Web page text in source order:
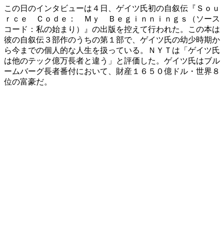
この日のインタビューは４日、ゲイツ氏初の自叙伝『Ｓｏｕ
ｒｃｅ Ｃｏｄｅ： Ｍｙ Ｂｅｇｉｎｎｉｎｇｓ（ソース
コード：私の始まり）』の出版を控えて行われた。この本は
彼の自叙伝３部作のうちの第１部で、ゲイツ氏の幼少時期か
ら今までの個人的な人生を扱っている。ＮＹＴは「ゲイツ氏
は他のテック億万長者と違う」と評価した。ゲイツ氏はブル
ームバーグ長者番付において、財産１６５０億ドル・世界８
位の富豪だ。